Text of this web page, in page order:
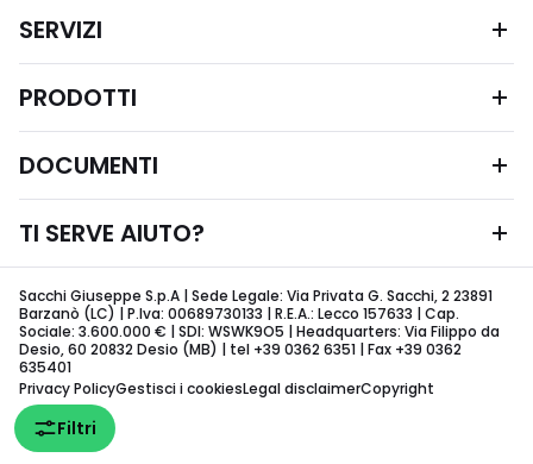
Filtri
SERVIZI
PRODOTTI
DOCUMENTI
TI SERVE AIUTO?
Sacchi Giuseppe S.p.A | Sede Legale: Via Privata G. Sacchi, 2 23891
Barzanò (LC) | P.Iva: 00689730133 | R.E.A.: Lecco 157633 | Cap.
Sociale: 3.600.000 € | SDI: WSWK9O5 | Headquarters: Via Filippo da
Desio, 60 20832 Desio (MB) | tel +39 0362 6351 | Fax +39 0362
635401
Privacy PolicyGestisci i cookiesLegal disclaimerCopyright